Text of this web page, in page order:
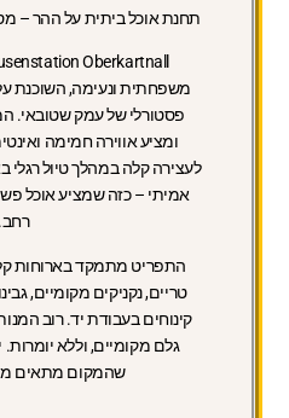
תחנת אוכל ביתית על ההר –
משפחתית ונעימה, השוכנת
פסטורלי של עמק שטובאי.
ומציע אווירה חמימה
לעצירה קלה במהלך טיול רגלי
אמיתי – כזה שמציע אוכל
רחב.
התפריט מתמקד בארוחות
טריים, נקניקים מקומיים,
קינוחים בעבודת יד. רוב
גלם מקומיים, וללא
שהמקום מתאים